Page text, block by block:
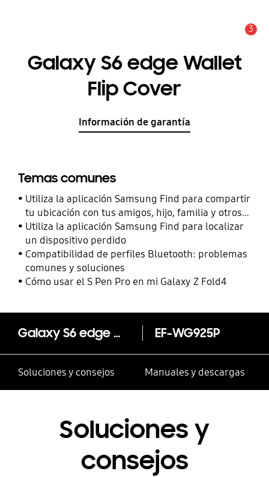
3
Galaxy S6 edge Wallet
Flip Cover
Información de garantía
Temas comunes
Utiliza la aplicación Samsung Find para compartir
tu ubicación con tus amigos, hijo, familia y otros
contactos
Utiliza la aplicación Samsung Find para localizar
un dispositivo perdido
Compatibilidad de perfiles Bluetooth: problemas
comunes y soluciones
Cómo usar el S Pen Pro en mi Galaxy Z Fold4
Galaxy S6 edge Wallet Flip Cover EF-WG925P
Soluciones y consejos Manuales y descargas
Soluciones y
consejos